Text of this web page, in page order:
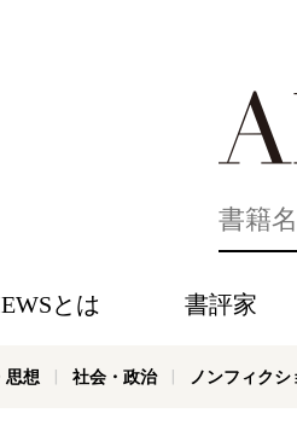
とは 書評家
思想 社会・政治 ノンフィクシ